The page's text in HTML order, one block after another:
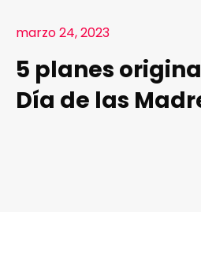
marzo 24, 2023
5 planes
Día de las